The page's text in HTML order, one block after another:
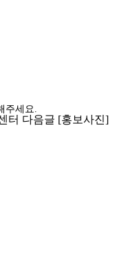
주세요.
터 다음글 [홍보사진]